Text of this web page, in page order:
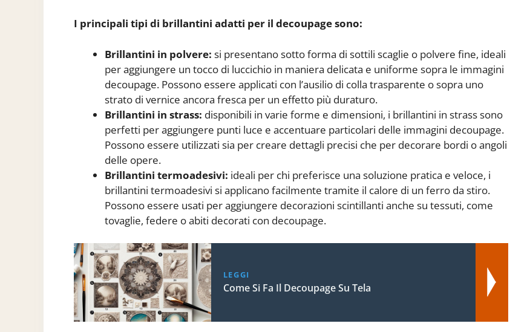
I principali tipi di brillantini adatti per il decoupage sono:
Brillantini in polvere: si presentano sotto forma di sottili scaglie o polvere fine, ideali
per aggiungere un tocco di luccichio in maniera delicata e uniforme sopra le immagini
decoupage. Possono essere applicati con l’ausilio di colla trasparente o sopra uno
strato di vernice ancora fresca per un effetto più duraturo.
Brillantini in strass: disponibili in varie forme e dimensioni, i brillantini in strass sono
perfetti per aggiungere punti luce e accentuare particolari delle immagini decoupage.
Possono essere utilizzati sia per creare dettagli precisi che per decorare bordi o angoli
delle opere.
Brillantini termoadesivi: ideali per chi preferisce una soluzione pratica e veloce, i
brillantini termoadesivi si applicano facilmente tramite il calore di un ferro da stiro.
Possono essere usati per aggiungere decorazioni scintillanti anche su tessuti, come
tovaglie, federe o abiti decorati con decoupage.
LEGGI
Come Si Fa Il Decoupage Su Tela